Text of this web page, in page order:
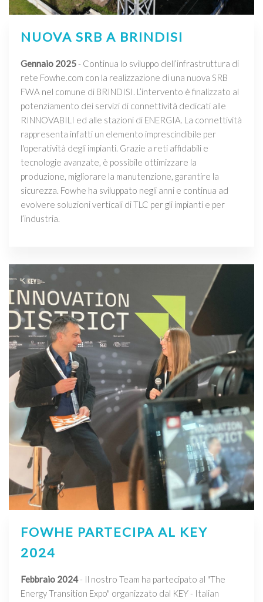
NUOVA SRB A BRINDISI
Gennaio 2025- Continua lo sviluppo dell’infrastruttura di
rete Fowhe.com con la realizzazione di una nuova SRB
FWA nel comune di BRINDISI. L’intervento è finalizzato al
potenziamento dei servizi di connettività dedicati alle
RINNOVABILI ed alle stazioni di ENERGIA. La connettività
rappresenta infatti un elemento imprescindibile per
l'operatività degli impianti. Grazie a reti affidabili e
tecnologie avanzate, è possibile ottimizzare la
produzione, migliorare la manutenzione, garantire la
sicurezza. Fowhe ha sviluppato negli anni e continua ad
evolvere soluzioni verticali di TLC per gli impianti e per
l’industria.
FOWHE PARTECIPA AL KEY
2024
Febbraio 2024- Il nostro Team ha partecipato al "The
Energy Transition Expo" organizzato dal KEY - Italian